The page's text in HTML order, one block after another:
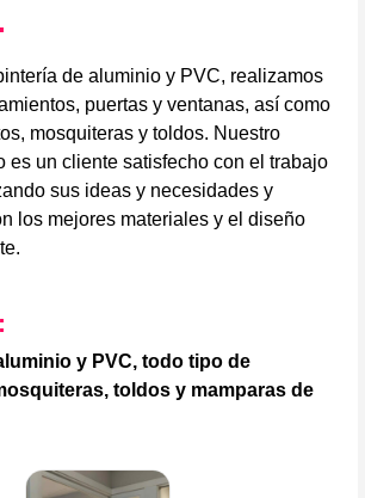
de aluminio y PVC, realizamos
puertas y ventanas, así como
mosquiteras y toldos. Nuestro
es un cliente satisfecho con el trabajo
sus ideas y necesidades y
los mejores materiales y el diseño
y PVC, todo tipo de
toldos y mamparas de